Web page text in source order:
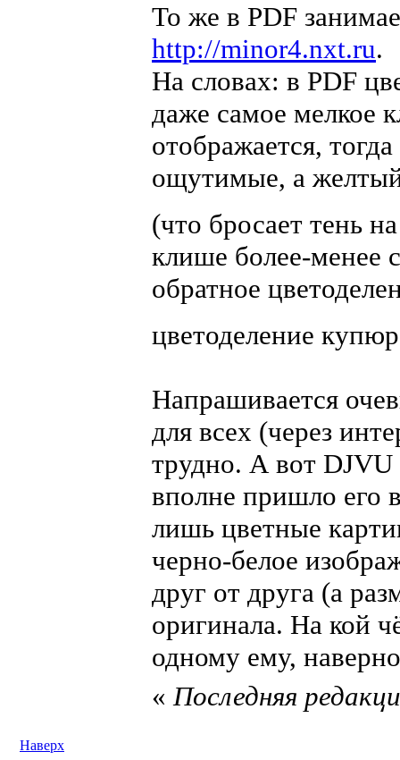
То же в PDF
http://minor4.nxt.ru.
На словах: в PDF
даже самое мелкое
отображается,
ощутимые, а
(что бросает тень
клише более-менее
обратное
цветоделение
Напрашивается
для всех (через
трудно. А вот DJVU
вполне пришло его
лишь цветные
черно-белое
друг от друга (а
оригинала. На кой
одному ему,
Наверх
«Последняя